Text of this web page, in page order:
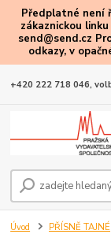
Předplatné není
zákaznickou
send@send.cz
odkazy, v
+420 222 718 046,
Úvod PŘÍSNĚ TAJNÉ